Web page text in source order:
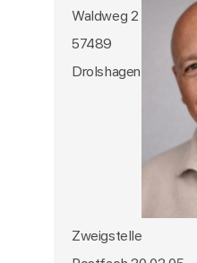
Waldweg 2
57489
Drolshagen
Zweigstelle